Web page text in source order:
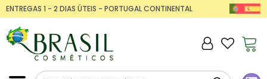
ENTREGAS 1 - 2 DIAS ÚTEIS - PORTUGAL CONTINENTAL